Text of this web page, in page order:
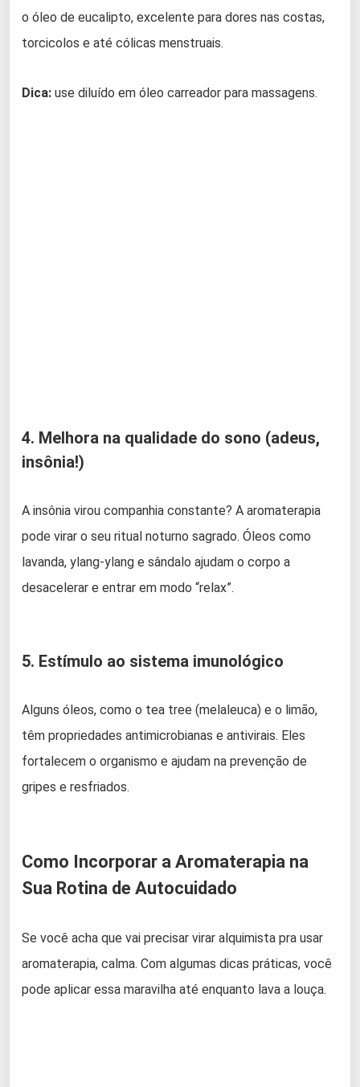
o óleo de eucalipto, excelente para dores nas costas,
torcicolos e até cólicas menstruais.
Dica: use diluído em óleo carreador para massagens.
4. Melhora na qualidade do sono (adeus,
insônia!)
A insônia virou companhia constante? A aromaterapia
pode virar o seu ritual noturno sagrado. Óleos como
lavanda, ylang-ylang e sândalo ajudam o corpo a
desacelerar e entrar em modo “relax”.
5. Estímulo ao sistema imunológico
Alguns óleos, como o tea tree (melaleuca) e o limão,
têm propriedades antimicrobianas e antivirais. Eles
fortalecem o organismo e ajudam na prevenção de
gripes e resfriados.
Como Incorporar a Aromaterapia na
Sua Rotina de Autocuidado
Se você acha que vai precisar virar alquimista pra usar
aromaterapia, calma. Com algumas dicas práticas, você
pode aplicar essa maravilha até enquanto lava a louça.